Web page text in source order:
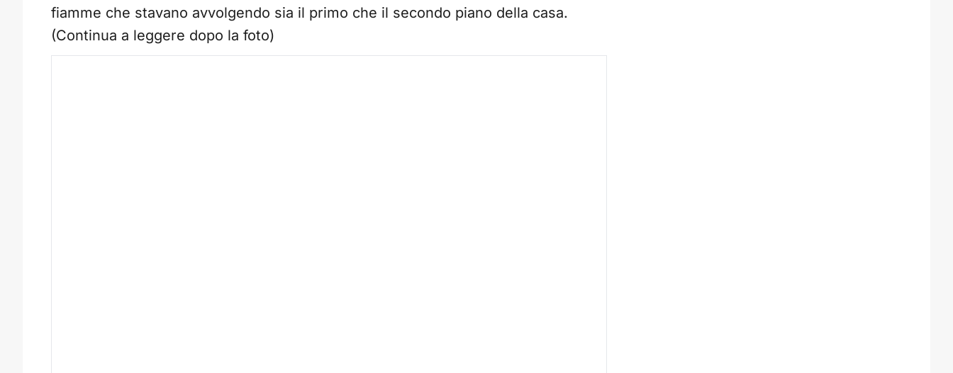
fiamme che stavano avvolgendo sia il primo che il secondo piano della casa.
(Continua a leggere dopo la foto)